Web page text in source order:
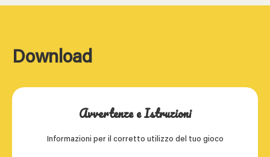
Download
Avvertenze e Istruzioni
Informazioni per il corretto utilizzo del tuo gioco